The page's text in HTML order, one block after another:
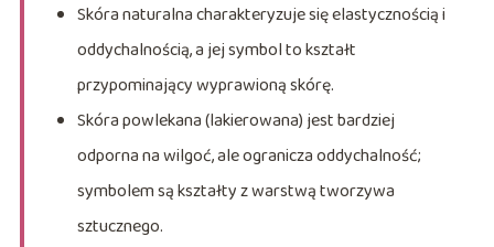
Skóra naturalna charakteryzuje się elastycznością i
oddychalnością, a jej symbol to kształt
przypominający wyprawioną skórę.
Skóra powlekana (lakierowana) jest bardziej
odporna na wilgoć, ale ogranicza oddychalność;
symbolem są kształty z warstwą tworzywa
sztucznego.